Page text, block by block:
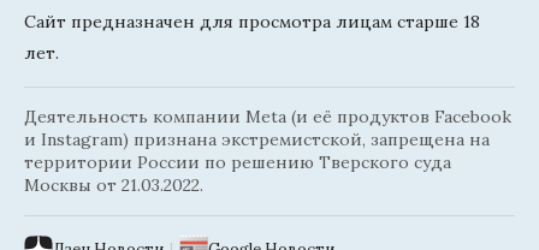
Сайт предназначен для просмотра лицам старше 18
лет.
Деятельность компании Meta (и её продуктов Facebook
и Instagram) признана экстремистской, запрещена на
территории России по решению Тверского суда
Москвы от 21.03.2022.